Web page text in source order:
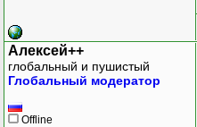
Алексей++
глобальный и пушистый
Глобальный модератор
Offline